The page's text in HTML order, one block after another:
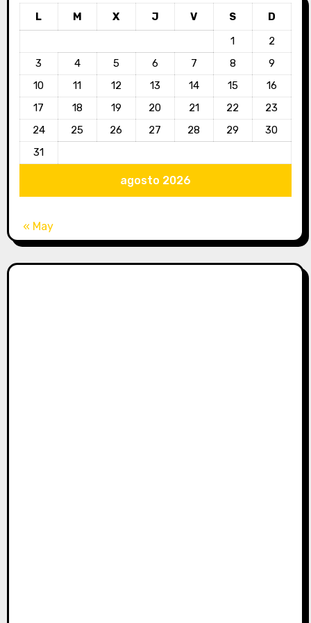
agosto 2026
L M X J V S
D
1
2
3
4 5 6 7 8
9
10
11 12 13 14 15
16
17
18 19 20 21 22
23
24
25 26 27 28 29
30
31
« May